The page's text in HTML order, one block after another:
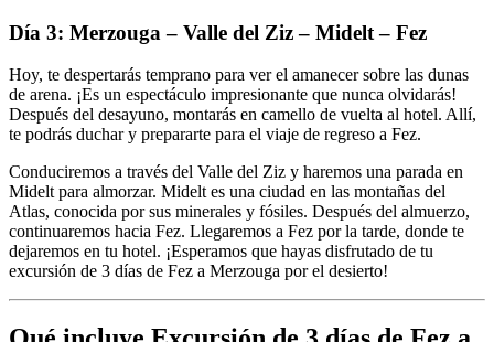
Día 3: Merzouga – Valle del Ziz – Midelt – Fez
Hoy, te despertarás temprano para ver el amanecer sobre las dunas
de arena. ¡Es un espectáculo impresionante que nunca olvidarás!
Después del desayuno, montarás en camello de vuelta al hotel. Allí,
te podrás duchar y prepararte para el viaje de regreso a Fez.
Conduciremos a través del Valle del Ziz y haremos una parada en
Midelt para almorzar. Midelt es una ciudad en las montañas del
Atlas, conocida por sus minerales y fósiles. Después del almuerzo,
continuaremos hacia Fez. Llegaremos a Fez por la tarde, donde te
dejaremos en tu hotel. ¡Esperamos que hayas disfrutado de tu
excursión de 3 días de Fez a Merzouga por el desierto!